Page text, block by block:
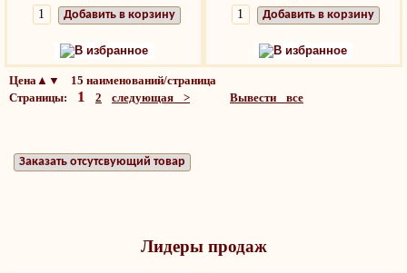
Добавить в корзину
В избранное
Добавить в корзину
В избранное
Цена▲▼ 15 наименований/страница
Страницы: 1 2 следующая > Вывести все
Заказать отсутсвующий товар
Лидеры продаж